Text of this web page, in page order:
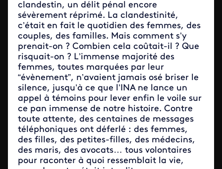
clandestin, un délit pénal encore
sévèrement réprimé. La clandestinité,
c’était en fait le quotidien des femmes, des
couples, des familles. Mais comment s’y
prenait-on ? Combien cela coûtait-il ? Que
risquait-on ? L’immense majorité des
femmes, toutes marquées par leur
“évènement”, n’avaient jamais osé briser le
silence, jusqu’à ce que l’INA ne lance un
appel à témoins pour lever enfin le voile sur
ce pan immense de notre histoire. Contre
toute attente, des centaines de messages
téléphoniques ont déferlé : des femmes,
des filles, des petites-filles, des médecins,
des maris, des avocats… tous volontaires
pour raconter à quoi ressemblait la vie,